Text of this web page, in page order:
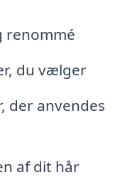
renommé
du vælger
der anvendes
af dit hår